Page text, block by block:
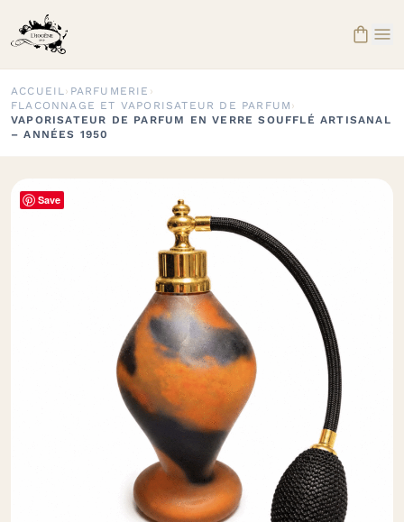
 
ACCUEIL› PARFUMERIE ›
FLACONNAGE ET VAPORISATEUR DE PARFUM ›
VAPORISATEUR DE PARFUM EN VERRE SOUFFLÉ ARTISANAL
– ANNÉES 1950
Save